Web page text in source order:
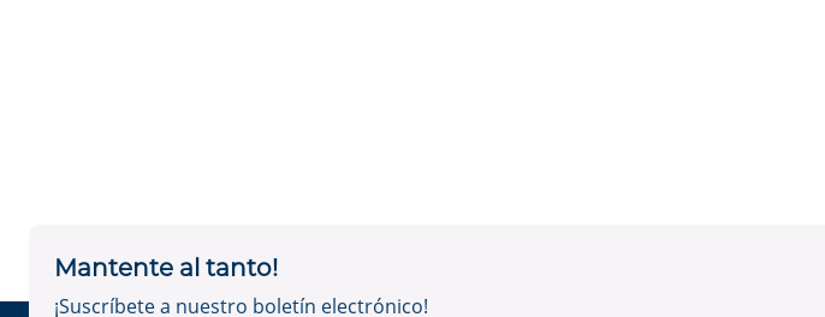
Mantente al tanto!
¡Suscríbete a nuestro boletín electrónico!